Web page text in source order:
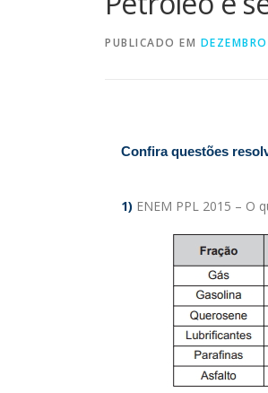
PUBLICADO EM
Confira questões
1) ENEM PPL 2015 – O